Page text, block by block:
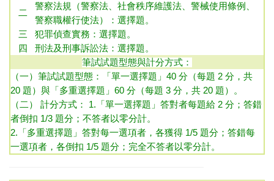
二
警察法規（警察法、社會秩序維護法、警械使用條例、
警察職權行使法）： 選擇題。
三
犯罪偵查實務 ：選擇題 。
四
刑法及刑事訴訟法：選擇題 。
筆試試題型態與計分方式：
（一）筆試試題型態：「單一選擇題」40 分（每題 2 分，共
20 題）與「多重選擇題」60 分（每題 3 分，共 20 題）。
（二） 計分方式： 1.「單一選擇題」答對者每題給 2 分；答錯
者倒扣 1/3 題分；不答者以零分計。
2.「多重選擇題」答對每一選項者，各獲得 1/5 題分；答錯每
一選項者，各倒扣 1/5 題分；完全不答者以零分計。